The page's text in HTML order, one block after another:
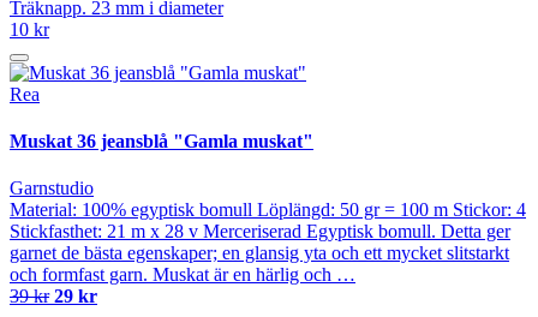
Träknapp. 23 mm i diameter
10 kr
Rea
Muskat 36 jeansblå "Gamla muskat"
Garnstudio
Material: 100% egyptisk bomull Löplängd: 50 gr = 100 m Stickor: 4
Stickfasthet: 21 m x 28 v Merceriserad Egyptisk bomull. Detta ger
garnet de bästa egenskaper; en glansig yta och ett mycket slitstarkt
och formfast garn. Muskat är en härlig och …
39 kr 29 kr